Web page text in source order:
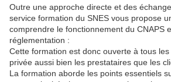
Outre une approche directe et des
service formation du SNES vous propose
comprendre le fonctionnement du CNAPS
réglementation :
Cette formation est donc ouverte à tous
privée aussi bien les prestataires que les
La formation aborde les points essentiels